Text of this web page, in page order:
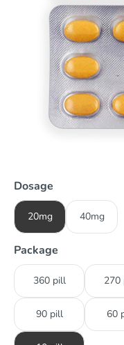
Dosage
20mg 40mg
Package
360 pill 270
90 pill 60